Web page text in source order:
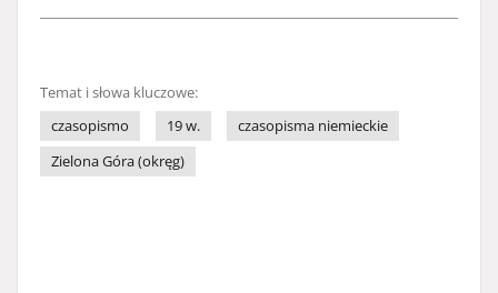
Temat i słowa kluczowe:
czasopismo
19 w.
czasopisma niemieckie
Zielona Góra (okręg)